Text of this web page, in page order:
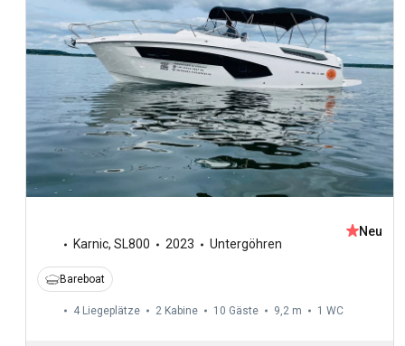
Karnic, SL800 2023 Untergöhren
Neu
Bareboat
4 Liegeplätze 2 Kabine 10 Gäste 9,2 m 1 WC